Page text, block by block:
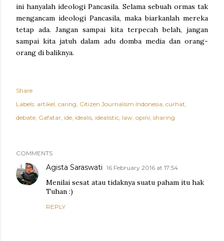
ini hanyalah ideologi Pancasila. Selama sebuah ormas tak
mengancam ideologi Pancasila, maka biarkanlah mereka
tetap ada. Jangan sampai kita terpecah belah, jangan
sampai kita jatuh dalam adu domba media dan orang-
orang di baliknya.
Share
Labels: artikel caring Citizen Journalism Indonesia curhat
debate Gafatar ide idealis idealistic law opini sharing
COMMENTS
Agista Saraswati 16 February 2016 at 17:54
Menilai sesat atau tidaknya suatu paham itu hak
Tuhan :)
REPLY